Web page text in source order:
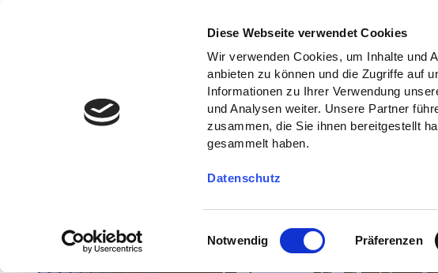
Diese Webseite verwendet Cookies
Wir verwenden Cookies, um Inhalte und
anbieten zu können und die Zugriffe auf
Informationen zu Ihrer Verwendung
und Analysen weiter. Unsere Partner
zusammen, die Sie ihnen bereitgestellt
gesammelt haben.
Datenschutz
i
Notwendig Präferenzen